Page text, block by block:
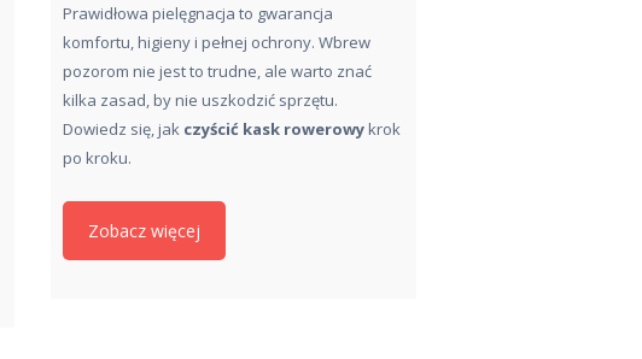
Prawidłowa pielęgnacja to gwarancja
komfortu, higieny i pełnej ochrony. Wbrew
pozorom nie jest to trudne, ale warto znać
kilka zasad, by nie uszkodzić sprzętu.
Dowiedz się, jak czyścić kask rowerowykrok
po kroku.
Zobacz więcej